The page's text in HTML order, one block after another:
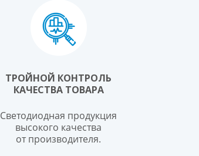
ТРОЙНОЙ КОНТРОЛЬ
КАЧЕСТВА ТОВАРА
Светодиодная продукция
высокого качества
от производителя.